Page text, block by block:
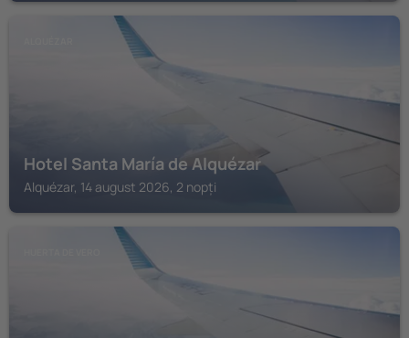
Hotel Santa María de Alquézar
Alquézar, 14 august 2026, 2 nopți